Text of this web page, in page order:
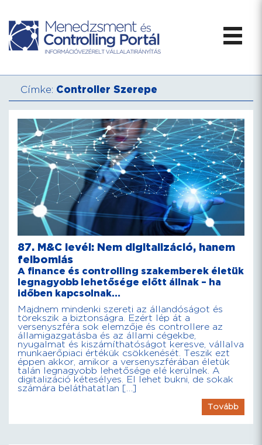
Címke: Controller Szerepe
87. M&C levél: Nem digitalizáció, hanem
felbomlás
A finance és controlling szakemberek életük
legnagyobb lehetősége előtt állnak – ha
időben kapcsolnak…
Majdnem mindenki szereti az állandóságot és
törekszik a biztonságra. Ezért lép át a
versenyszféra sok elemzője és controllere az
államigazgatásba és az állami cégekbe,
nyugalmat és kiszámíthatóságot keresve, vállalva
munkaerőpiaci értékük csökkenését. Teszik ezt
éppen akkor, amikor a versenyszférában életük
talán legnagyobb lehetősége elé kerülnek. A
digitalizáció kétesélyes. El lehet bukni, de sokak
számára beláthatatlan […]
Tovább